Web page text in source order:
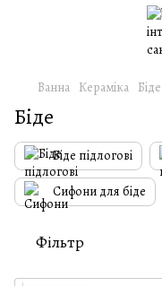
Ванна Кераміка Біде
Біде
Біде підлогові
Сифони для біде
Фільтр